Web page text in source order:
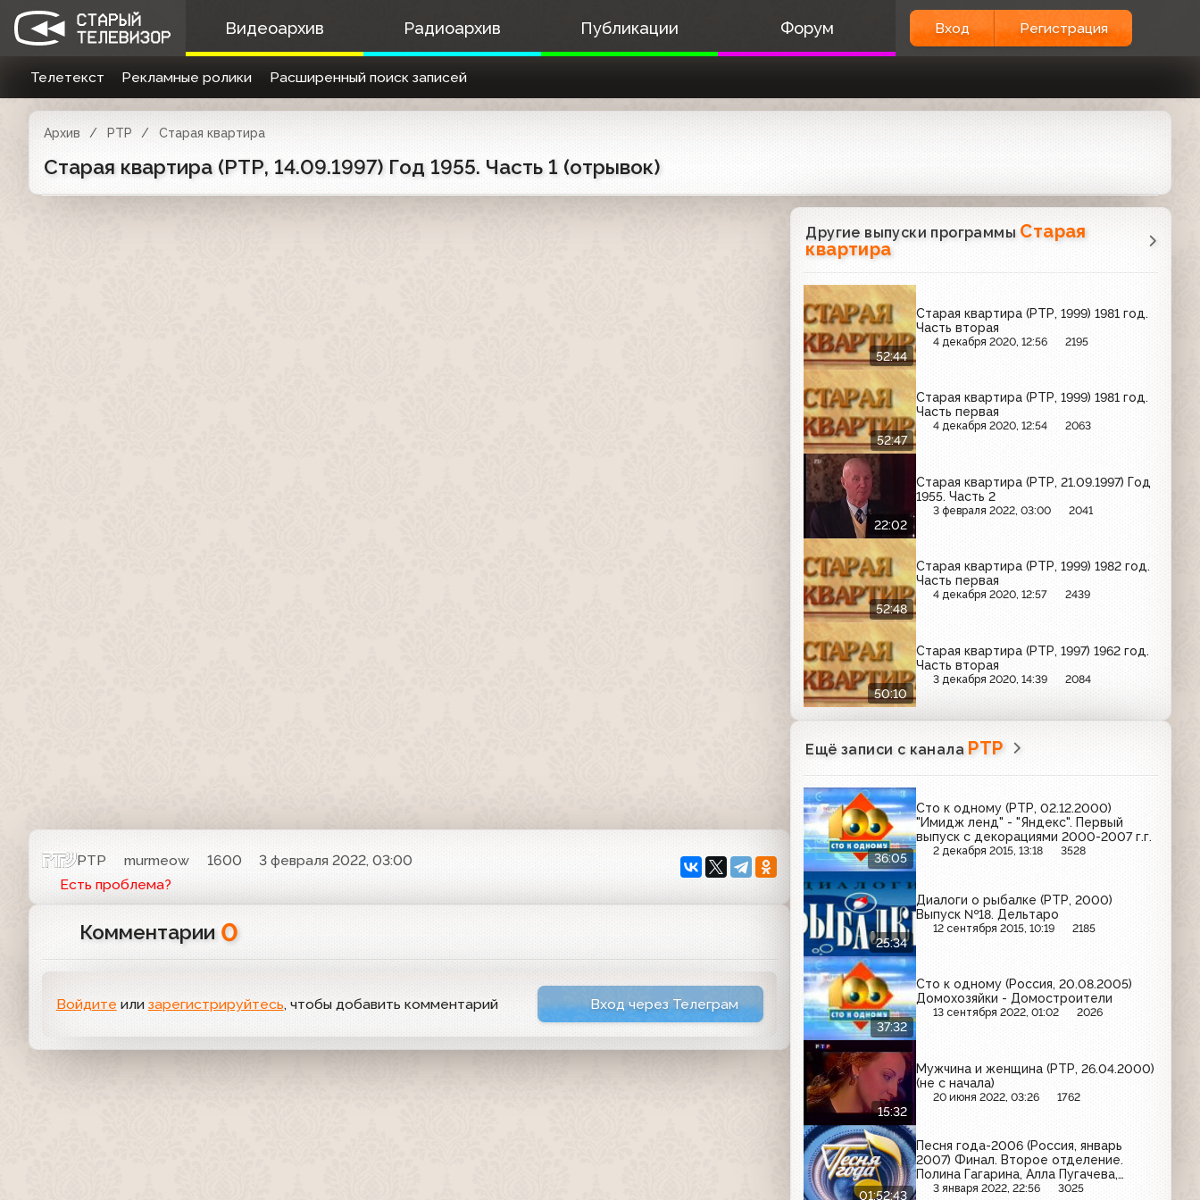
Видеоархив Радиоархив Публикации Форум Вход Регистрация
Телетекст Рекламные ролики Расширенный поиск записей
Архив РТР Старая квартира
Старая квартира (РТР, 14.09.1997) Год 1955. Часть 1 (отрывок)
РТР murmeow 1600
3 февраля 2022, 03:00
Есть проблема?
Комментарии 0
Войдите или зарегистрируйтесь, чтобы добавить комментарий Вход через Телеграм
Другие выпуски программы Старая
квартира
52:44
Старая квартира (РТР, 1999) 1981 год.
Часть вторая
4 декабря 2020, 12:56 2195
52:47
Старая квартира (РТР, 1999) 1981 год.
Часть первая
4 декабря 2020, 12:54 2063
22:02
Старая квартира (РТР, 21.09.1997) Год
1955. Часть 2
3 февраля 2022, 03:00 2041
52:48
Старая квартира (РТР, 1999) 1982 год.
Часть первая
4 декабря 2020, 12:57 2439
50:10
Старая квартира (РТР, 1997) 1962 год.
Часть вторая
3 декабря 2020, 14:39 2084
Ещё записи с канала РТР
36:05
Сто к одному (РТР, 02.12.2000)
"Имидж ленд" - "Яндекс". Первый
выпуск с декорациями 2000-2007 г.г.
2 декабря 2015, 13:18 3528
25:34
Диалоги о рыбалке (РТР, 2000)
Выпуск №18. Дельтаро
12 сентября 2015, 10:19 2185
37:32
Сто к одному (Россия, 20.08.2005)
Домохозяйки - Домостроители
13 сентября 2022, 01:02 2026
15:32
Мужчина и женщина (РТР, 26.04.2000)
(не с начала)
20 июня 2022, 03:26 1762
01:52:43
Песня года-2006 (Россия, январь
2007) Финал. Второе отделение.
Полина Гагарина, Алла Пугачева,
Леонид Агутин, Тимати и др.
3 января 2022, 22:56 3025